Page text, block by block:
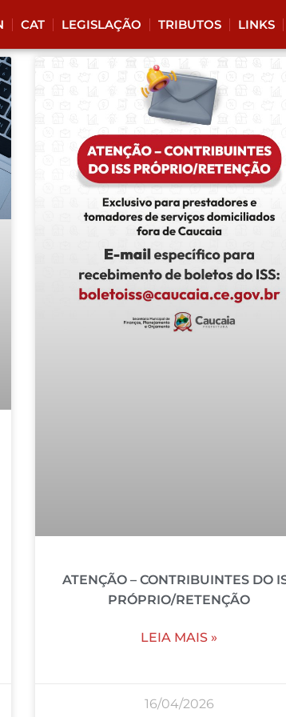
CAT LEGISLAÇÃO TRIBUTOS LINKS
ATENÇÃO – CONTRIBUINTES DO
PRÓPRIO/RETENÇÃO
LEIA MAIS »
16/04/2026